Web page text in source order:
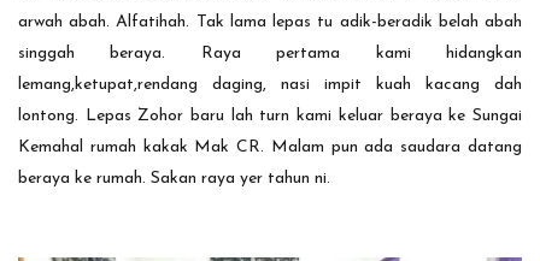
arwah abah. Alfatihah. Tak lama lepas tu adik-beradik belah abah
singgah beraya. Raya pertama kami hidangkan
lemang,ketupat,rendang daging, nasi impit kuah kacang dah
lontong. Lepas Zohor baru lah turn kami keluar beraya ke Sungai
Kemahal rumah kakak Mak CR. Malam pun ada saudara datang
beraya ke rumah. Sakan raya yer tahun ni.